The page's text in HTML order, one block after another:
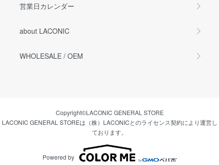
営業日カレンダー
about LACONIC
WHOLESALE / OEM
Copyright©LACONIC GENERAL STORE
LACONIC GENERAL STOREは（株）LACONICとのライセンス契約により運営し
ております。
Powered by